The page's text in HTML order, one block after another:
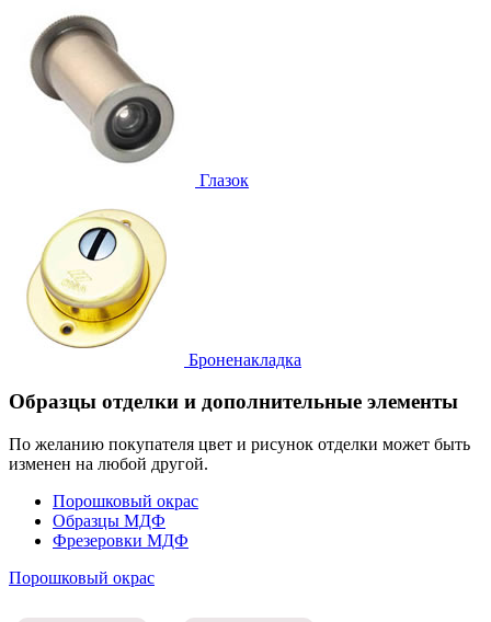
Глазок
Броненакладка
Образцы отделки и дополнительные элементы
По желанию покупателя цвет и рисунок отделки может быть
изменен на любой другой.
Порошковый окрас
Образцы МДФ
Фрезеровки МДФ
Порошковый окрас